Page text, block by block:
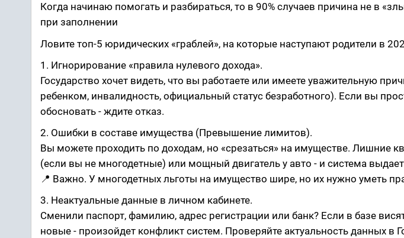
Когда начинаю помогать и разбираться, то в 90% случаев причина не в
при заполнении
Ловите топ-5 юридических «граблей», на которые наступают родители в
1. Игнорирование «правила нулевого дохода».
Государство хочет видеть, что вы работаете или имеете уважительную
ребенком, инвалидность, официальный статус безработного). Если вы
обосновать - ждите отказ.
2. Ошибки в составе имущества (Превышение лимитов).
Вы можете проходить по доходам, но «срезаться» на имуществе. Лишние
(если вы не многодетные) или мощный двигатель у авто - и система
📍 Важно. У многодетных льготы на имущество шире, но их нужно уметь
3. Неактуальные данные в личном кабинете.
Сменили паспорт, фамилию, адрес регистрации или банк? Если в базе
новые - произойдет конфликт систем. Проверяйте актуальность данных в